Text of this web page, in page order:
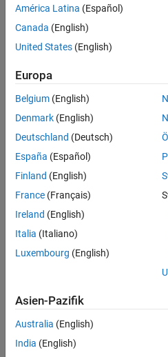
América Latina (Español)
Canada (English)
United States (English)
Europa
Belgium (English)
Denmark (English)
Deutschland (Deutsch)
España (Español)
Finland (English)
France (Français)
Ireland (English)
Italia (Italiano)
Luxembourg (English)
Asien-Pazifik
Australia (English)
India (English)
Trust Center
Datendiebstahl verhindern
© 1994-2026 The MathWorks, Inc.